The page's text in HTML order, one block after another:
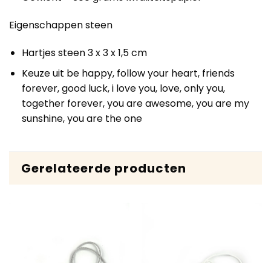
Eigenschappen steen
Hartjes steen 3 x 3 x 1,5 cm
Keuze uit be happy, follow your heart, friends
forever, good luck, i love you, love, only you,
together forever, you are awesome, you are my
sunshine, you are the one
Gerelateerde producten